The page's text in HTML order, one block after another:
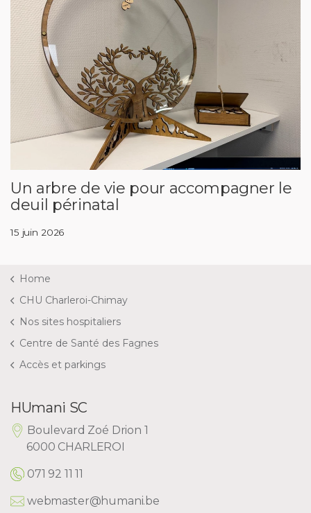
Un arbre de vie pour accompagner le
deuil périnatal
15 juin 2026
Home
CHU Charleroi-Chimay
Nos sites hospitaliers
Centre de Santé des Fagnes
Accès et parkings
HUmani SC
Boulevard Zoé Drion 1
6000 CHARLEROI
071 92 11 11
webmaster@humani.be